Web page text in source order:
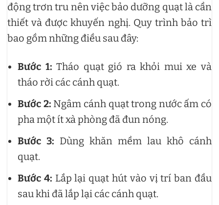
động trơn tru nên việc bảo dưỡng quạt là cần
thiết và được khuyến nghị. Quy trình bảo trì
bao gồm những điều sau đây:
Bước 1:Tháo quạt gió ra khỏi mui xe và
tháo rời các cánh quạt.
Bước 2: Ngâm cánh quạt trong nước ấm có
pha một ít xà phòng đã đun nóng.
Bước 3: Dùng khăn mềm lau khô cánh
quạt.
Bước 4: Lắp lại quạt hút vào vị trí ban đầu
sau khi đã lắp lại các cánh quạt.